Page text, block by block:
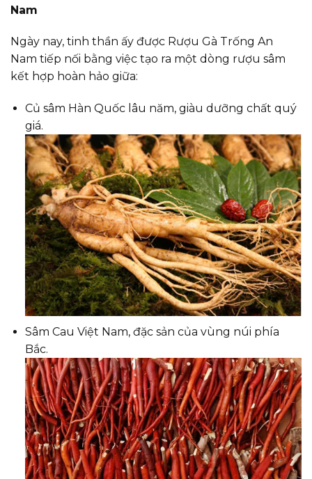
Nam
Ngày nay, tinh thần ấy được Rượu Gà Trống An
Nam tiếp nối bằng việc tạo ra một dòng rượu sâm
kết hợp hoàn hảo giữa:
Củ sâm Hàn Quốc lâu năm, giàu dưỡng chất quý
giá.
Sâm Cau Việt Nam, đặc sản của vùng núi phía
Bắc.